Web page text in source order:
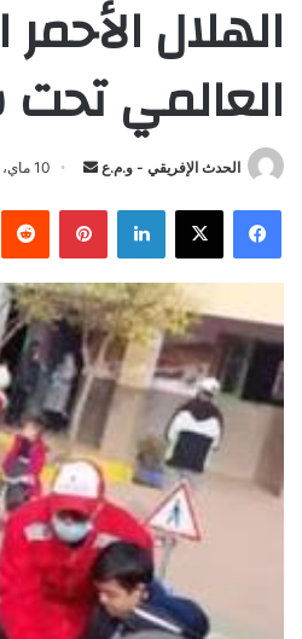
الهلال
العالمي تحت
الحدث الإفريقي - و.م.ع
Send
email
10 ماي، 2026
Facebook
X
LinkedIn
Pinterest